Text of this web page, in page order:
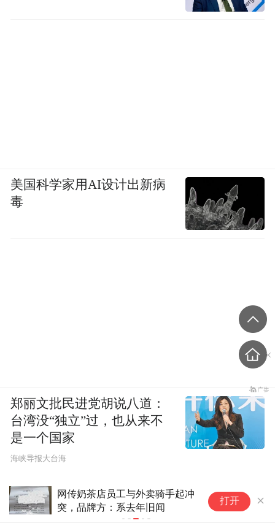
员工与外卖骑手起冲
：系去年旧闻
三伏天制冰厂工人忙搬
一块可挣一元，最忙时
打开
美国科学家用AI设计出新病
毒
郑丽文批民进党胡说八道：
台湾没“独立”过，也从来不
是一个国家
​海峡导报大台海